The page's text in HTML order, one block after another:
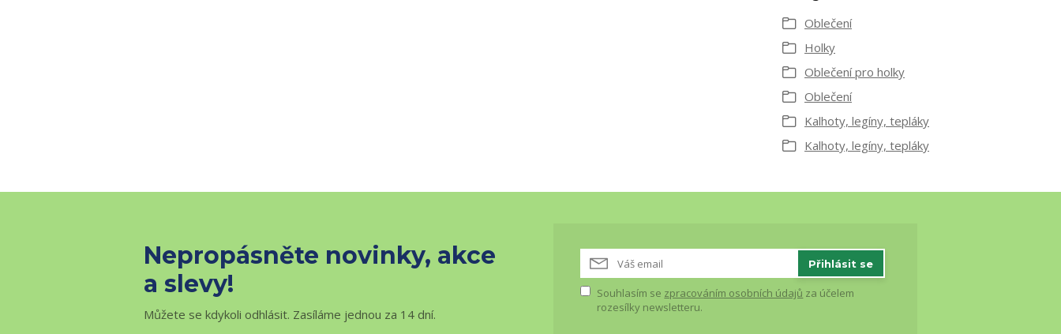
Oblečení
Holky
Oblečení pro holky
Oblečení
Kalhoty, legíny, tepláky
Kalhoty, legíny, tepláky
Nepropásněte novinky, akce
a slevy!
Můžete se kdykoli odhlásit. Zasíláme jednou za 14 dní.
Přihlásit se
Souhlasím se zpracováním osobních údajů za účelem
rozesílky newsletteru.